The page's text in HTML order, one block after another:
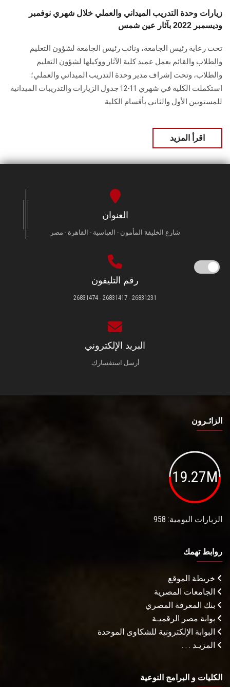
زيارات وحدة التدريب الميداني والعملي خلال شهري نوفمبر
وديسمبر 2022 بآثار عين شمس
تحت رعاية رئيس الجامعة، ونائب رئيس الجامعة لشؤون التعليم
والطلاب والقائم بعمل عميد كلية الآثار ووكيلها لشؤون التعليم
والطلاب، وتحت إشراف مدير وحدة التدريب الميداني والعملي؛
استكملت الكلية في شهري 11-12 جدول الزيارات والتدريبات الميدانية
للمستويين الأول والثاني بأقسام الكلية
اقرأ المزيد
العنوان
شارع الخليفة المأمون - العباسية - القاهرة - مصر
رقم التليفون
26831231 - 26831417 - 26831474
البريد الإلكتروني
أرسل استفسارك.
الزائـرون
19.27M
الزيارات اليومية: 958
روابط تهمك
خريطة الموقع
الجامعات المصرية
بنك المعرفة المصري
بوابة مصر الرقميـة
البوابة الإلكترونية للشكاوى الموحدة
المزيـد . . .
الكليات و البرامج النوعية